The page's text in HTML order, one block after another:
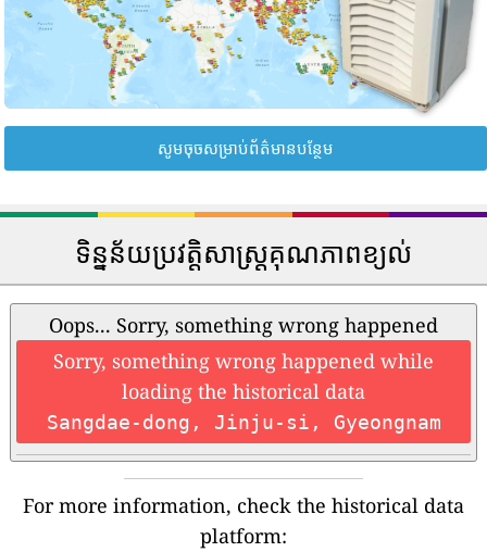
សូមចុចសម្រាប់ព័ត៌មានបន្ថែម
ទិន្នន័យប្រវត្តិសាស្រ្តគុណភាពខ្យល់
Oops... Sorry, something wrong happened
Sorry, something wrong happened while
loading the historical data
Sangdae-dong, Jinju-si, Gyeongnam
For more information, check the historical data
platform: